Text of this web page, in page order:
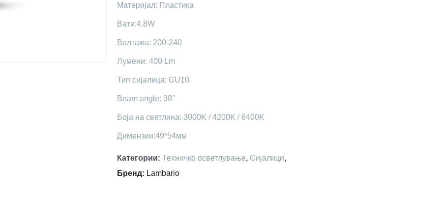
Maтеријал: Пластика
Вати:4.8W
Волтажа: 200-240
Лумени: 400 Lm
Тип сијалица: GU10
Beam angle: 38°
Боја на светлина: 3000K / 4200K / 6400K
Димензии:49*54мм
Категории: Техничко осветлување, Сијалици,
Бренд: Lambario